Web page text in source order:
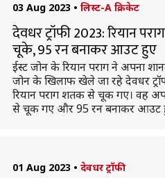
03 Aug 2023 • लिस्ट-A क्रिकेट
देवधर ट्रॉफी 2023: रियान
चूके, 95 रन बनाकर आउट हुए
ईस्ट जोन के रियान पराग ने अपना
जोन के खिलाफ खेले जा रहे देवधर
रियान पराग शतक से चूक गए। वह
से चूक गए और 95 रन बनाकर आउट
01 Aug 2023 • देवधर ट्रॉफी